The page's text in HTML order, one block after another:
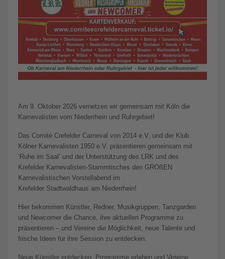
Am 9. Oktober 2026 vernetzen wir gemeinsam mit Köln die
Karnevalisten vom Niederrhein und Ruhrgebiet!
Das Comité Crefelder Carneval von 2014 e.V. und der Klub
Kölner Karnevalisten 1950 e.V. präsentieren gemeinsam mit
‘Ruhe im Saal’ und der Unterstützung des LRK und des
Krefelder Karnevalisten-Stammtisches den GROßEN
Karnevalistischen Vorstellabend im
Krefelder Stadtwaldhaus am Niederrhein!
Hier bekommen Künstler, Redner, Musikgruppen, Tanzgarden
und Newcomer die Chance, ihre aktuellen Programme zu
präsentieren – und Vereine die Möglichkeit, neue Talente und
frische Ideen für ihre Session zu entdecken.
Neue Künstler entdecken, Programme erleben und Vereine